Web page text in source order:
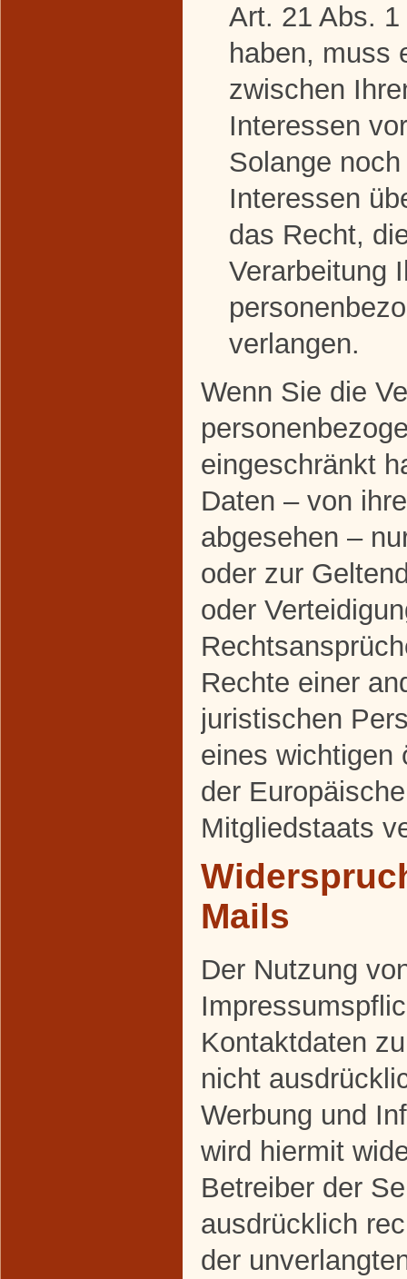
Art. 21 Abs.
haben, muss
zwischen
Interessen
Solange
Interessen
das Recht,
Verarbeitung
verlangen.
Wenn Sie die
eingeschränkt
Daten – von
abgesehen –
oder zur
oder
Rechte einer
juristischen
eines wichtigen
der
Mitgliedstaats
Mails
Der Nutzung
Kontaktdaten
nicht
Werbung und
wird hiermit
Betreiber der
ausdrücklich
der